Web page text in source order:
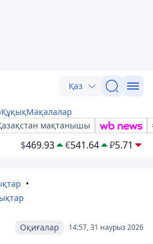
Қаз
ҚұқықМақалалар
мақтанышы
$469.93 €541.64 ₽5.71
14:57, 31 наурыз 2026
Оқиғалар